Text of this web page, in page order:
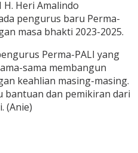
H. Heri Amalindo
pengurus baru Perma-
masa bhakti 2023-2025.
Perma-PALI yang
sama membangun
keahlian masing-masing.
bantuan dan pemikiran dari
(Anie)